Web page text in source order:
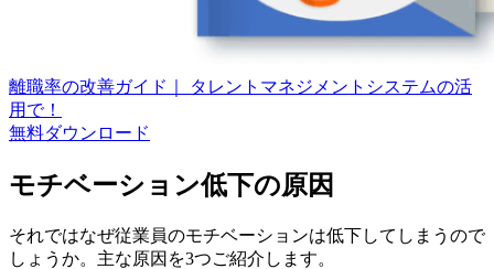
離職率の改善ガイド｜ タレントマネジメントシステムの活
用で！
無料ダウンロード
モチベーション低下の原因
それではなぜ従業員のモチベーションは低下してしまうので
しょうか。主な原因を3つご紹介します。